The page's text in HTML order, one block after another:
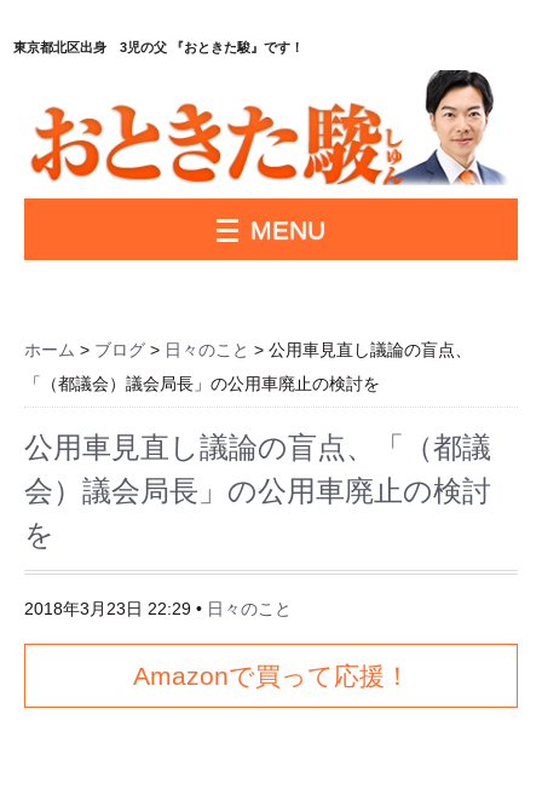
東京都北区出身 3児の父 『おときた駿』です！
MENU
ホーム > ブログ > 日々のこと > 公用車見直し議論の盲点、
「（都議会）議会局長」の公用車廃止の検討を
公用車見直し議論の盲点、「（都議
会）議会局長」の公用車廃止の検討
を
2018年3月23日 22:29 • 日々のこと
Amazonで買って応援！